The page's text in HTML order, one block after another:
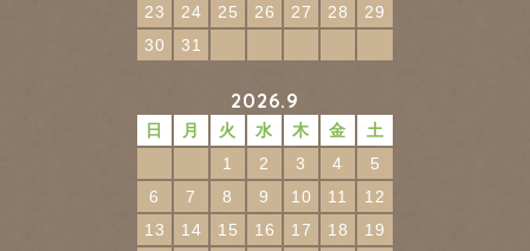
23
24 25 26 27 28
29
30
31
2026.9
日 月 火 水 木 金
土
1
2 3 4
5
6
7 8 9 10 11
12
13
14 15 16 17 18
19